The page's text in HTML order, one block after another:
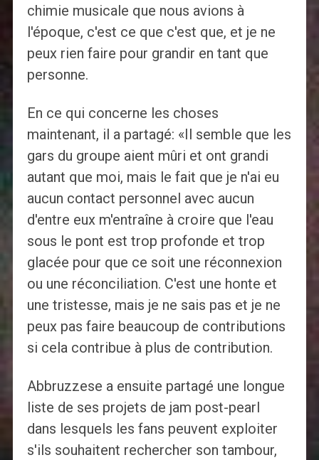
chimie musicale que nous avions à
l'époque, c'est ce que c'est que, et je ne
peux rien faire pour grandir en tant que
personne.
En ce qui concerne les choses
maintenant, il a partagé: «Il semble que les
gars du groupe aient mûri et ont grandi
autant que moi, mais le fait que je n'ai eu
aucun contact personnel avec aucun
d'entre eux m'entraîne à croire que l'eau
sous le pont est trop profonde et trop
glacée pour que ce soit une réconnexion
ou une réconciliation. C'est une honte et
une tristesse, mais je ne sais pas et je ne
peux pas faire beaucoup de contributions
si cela contribue à plus de contribution.
Abbruzzese a ensuite partagé une longue
liste de ses projets de jam post-pearl
dans lesquels les fans peuvent exploiter
s'ils souhaitent rechercher son tambour,